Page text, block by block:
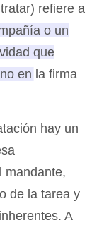
refiere a
o un
que
en la firma
hay un
mandante,
de la tarea y
A